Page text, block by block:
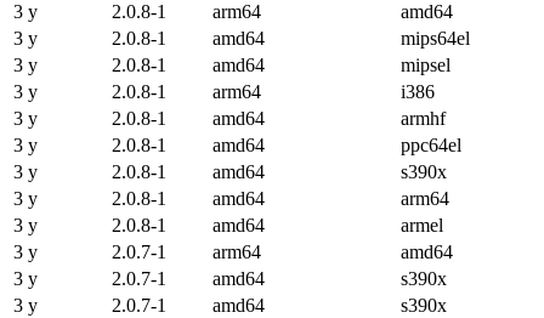
3 y
2.0.8-1 arm64
amd64
3 y
2.0.8-1 amd64
mips64el
3 y
2.0.8-1 amd64
mipsel
3 y
2.0.8-1 arm64
i386
3 y
2.0.8-1 amd64
armhf
3 y
2.0.8-1 amd64
ppc64el
3 y
2.0.8-1 amd64
s390x
3 y
2.0.8-1 amd64
arm64
3 y
2.0.8-1 amd64
armel
3 y
2.0.7-1 arm64
amd64
3 y
2.0.7-1 amd64
s390x
3 y
2.0.7-1 amd64
s390x